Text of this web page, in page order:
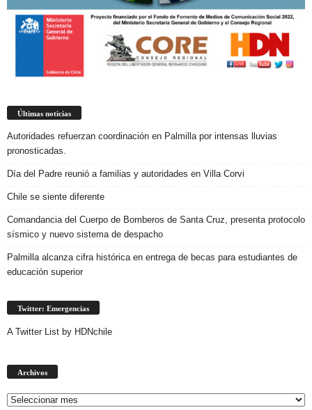
Últimas noticias
Autoridades refuerzan coordinación en Palmilla por intensas lluvias
pronosticadas.
Día del Padre reunió a familias y autoridades en Villa Corvi
Chile se siente diferente
Comandancia del Cuerpo de Bomberos de Santa Cruz, presenta protocolo
sísmico y nuevo sistema de despacho
Palmilla alcanza cifra histórica en entrega de becas para estudiantes de
educación superior
Twitter: Emergencias
A Twitter List by HDNchile
Archivos